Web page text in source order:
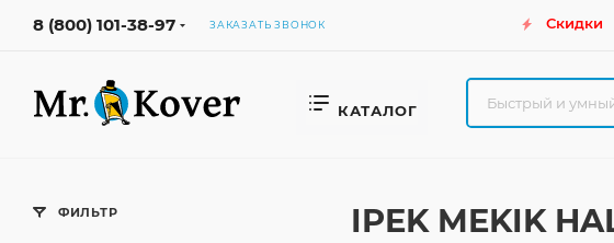
8 (800) 101-38-97 ЗАКАЗАТЬ ЗВОНОК Скидки
КАТАЛОГ
IPEK MEKIK
ФИЛЬТР